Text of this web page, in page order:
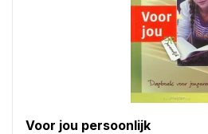
Voor jou persoonlijk